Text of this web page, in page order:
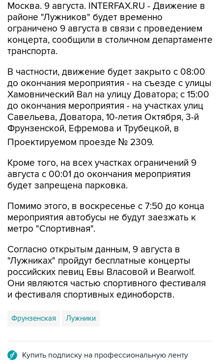
Москва. 9 августа. INTERFAX.RU - Движение в
районе "Лужников" будет временно
ограничено 9 августа в связи с проведением
концерта, сообщили в столичном департаменте
транспорта.
В частности, движение будет закрыто с 08:00
до окончания мероприятия - на съезде с улицы
Хамовнический Вал на улицу Доватора; с 15:00
до окончания мероприятия - на участках улиц
Савельева, Доватора, 10-летия Октября, 3-й
Фрунзенской, Ефремова и Трубецкой, в
Проектируемом проезде № 2309.
Кроме того, на всех участках ограничений 9
августа с 00:01 до окончания мероприятия
будет запрещена парковка.
Помимо этого, в воскресенье с 7:50 до конца
мероприятия автобусы не будут заезжать к
метро "Спортивная".
Согласно открытым данным, 9 августа в
"Лужниках" пройдут бесплатные концерты
российских певиц Евы Власовой и Bearwolf.
Они являются частью спортивного фестиваля
и фестиваля спортивных единоборств.
Фрунзенская Лужники
Купить подписку на профессиональную ленту